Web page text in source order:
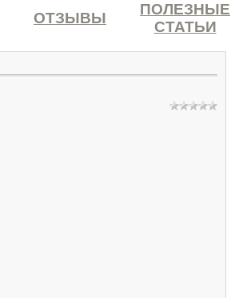
ОТЗЫВЫ
ПОЛЕЗНЫЕ
СТАТЬИ